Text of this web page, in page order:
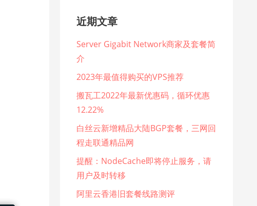
近期文章
Server Gigabit Network商家及套餐简
介
2023年最值得购买的VPS推荐
搬瓦工2022年最新优惠码，循环优惠
12.22%
白丝云新增精品大陆BGP套餐，三网回
程走联通精品网
提醒：NodeCache即将停止服务，请
用户及时转移
阿里云香港旧套餐线路测评